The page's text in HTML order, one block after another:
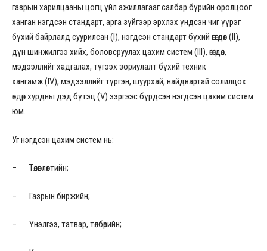
газрын харилцааны цогц үйл ажиллагааг салбар бүрийн оролцоог
ханган нэгдсэн стандарт, арга зүйгээр эрхлэх үндсэн чиг үүрэг
бүхий байрлалд суурилсан (I), нэгдсэн стандарт бүхий өгөгдөл (II),
дүн шинжилгээ хийх, боловсруулах цахим систем (III), өгөгдөл,
мэдээллийг хадгалах, түгээх зориулалт бүхий техник
хангамж (IV), мэдээллийг түргэн, шуурхай, найдвартай солилцох
өндөр хурдны дэд бүтэц (V) зэргээс бүрдсэн нэгдсэн цахим систем
юм.
Уг нэгдсэн цахим систем нь:
– Төлөвлөлтийн;
– Газрын биржийн;
– Үнэлгээ, татвар, төлбөрийн;